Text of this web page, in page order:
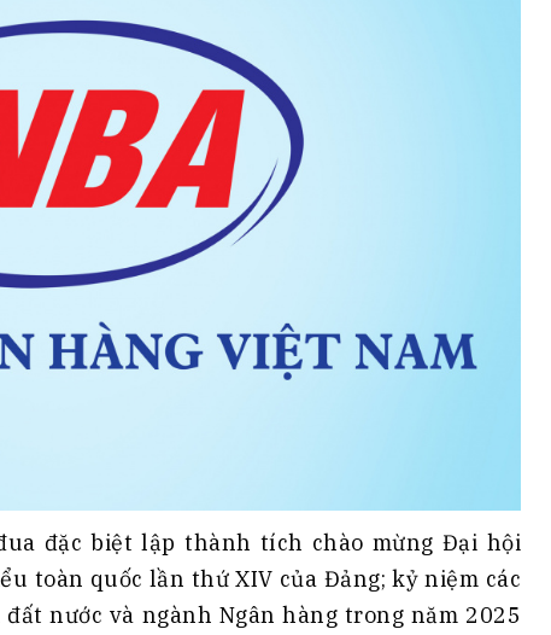
SẢN
đặc biệt lập thành tích chào mừng Đại hội
toàn quốc lần thứ XIV của Đảng; kỷ niệm các
nước và ngành Ngân hàng trong năm 2025